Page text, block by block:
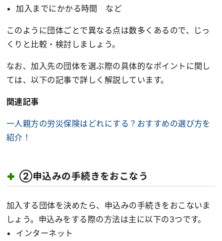
加入までにかかる時間 など
このように団体ごとで異なる点は数多くあるので、じっ
くりと比較・検討しましょう。
なお、加入先の団体を選ぶ際の具体的なポイントに関し
ては、以下の記事で詳しく解説しています。
関連記事
一人親方の労災保険はどれにする？おすすめの選び方を
紹介！
②申込みの手続きをおこなう
加入する団体を決めたら、申込みの手続きをおこないま
しょう。申込みをする際の方法は主に以下の3つです。
インターネット